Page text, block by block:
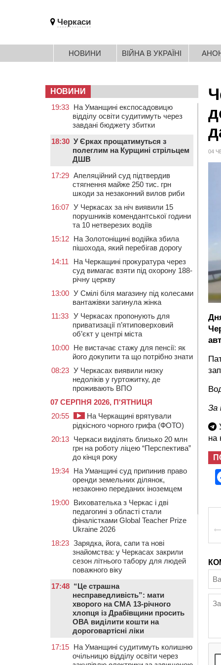
Черкаси
НОВИНИ ВІЙНА В УКРАЇНІ
04
За
на
НОВИНИ
19:33 На Уманщині експосадовицю
відділу освіти судитимуть через
завдані бюджету збитки
18:30 У Єрках прощатимуться з
полеглим на Курщині стрільцем
ДШВ
17:29 Апеляційний суд підтвердив
стягнення майже 250 тис. грн
шкоди за незаконний вилов риби
16:07 У Черкасах за ніч виявили 15
порушників комендантської години
та 10 нетверезих водіїв
15:12 На Золотоніщині водійка збила
пішохода, який перебігав дорогу
14:11
На Черкащині прокуратура через
суд вимагає взяти під охорону 188-
річну церкву
13:00 У Смілі біля магазину під колесами
вантажівки загинула жінка
11:33 У Черкасах пропонують для
приватизації п’ятиповерховий
об’єкт у центрі міста
10:00 Не вистачає стажу для пенсії: як
його докупити та що потрібно знати
08:23 У Черкасах виявили низку
недоліків у гуртожитку, де
проживають ВПО
07 СЕРПНЯ 2026, П'ЯТНИЦЯ
20:55
На Черкащині врятували
рідкісного чорного грифа (ФОТО)
20:13 Черкаси виділять близько 20 млн
грн на роботу ліцею “Перспектива”
до кінця року
19:34 На Уманщині суд припинив право
оренди земельних ділянок,
незаконно переданих іноземцем
19:00 Вихователька з Черкас і дві
педагогині з області стали
фіналістками Global Teacher Prize
Ukraine 2026
18:23 Зарядка, йога, сапи та нові
знайомства: у Черкасах закрили
сезон літнього табору для людей
поважного віку
17:48 “Це страшна
несправедливість”: мати
хворого на СМА 13-річного
хлопця із Драбівщини просить
ОВА виділити кошти на
дороговартісні ліки
17:15 На Уманщині судитимуть колишню
очільницю відділу освіти через